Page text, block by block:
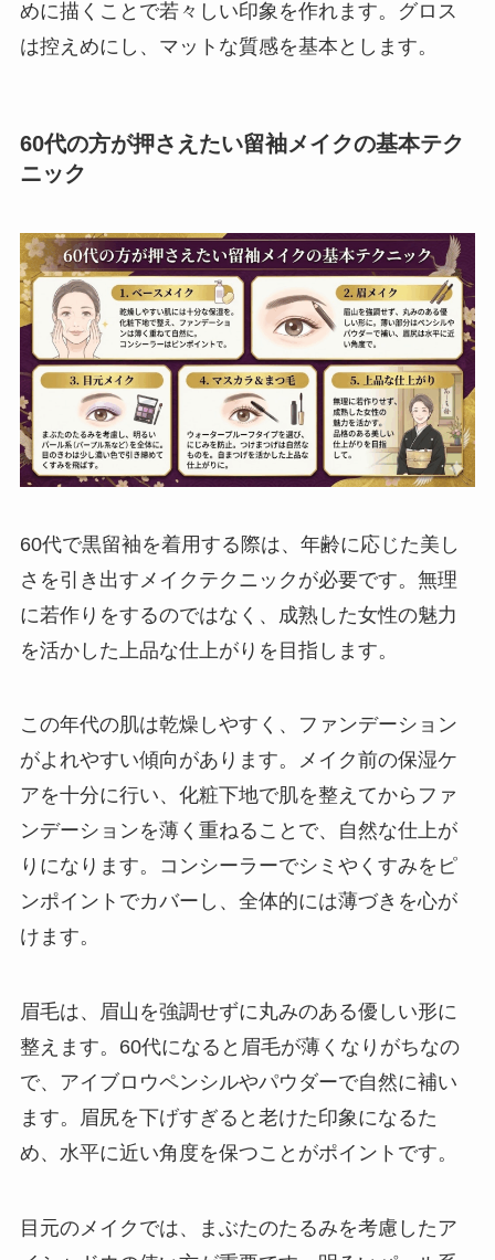
めに描くことで若々しい印象を作れます。グロス
は控えめにし、マットな質感を基本とします。
60代の方が押さえたい留袖メイクの基本テク
ニック
60代で黒留袖を着用する際は、年齢に応じた美し
さを引き出すメイクテクニックが必要です。無理
に若作りをするのではなく、成熟した女性の魅力
を活かした上品な仕上がりを目指します。
この年代の肌は乾燥しやすく、ファンデーション
がよれやすい傾向があります。メイク前の保湿ケ
アを十分に行い、化粧下地で肌を整えてからファ
ンデーションを薄く重ねることで、自然な仕上が
りになります。コンシーラーでシミやくすみをピ
ンポイントでカバーし、全体的には薄づきを心が
けます。
眉毛は、眉山を強調せずに丸みのある優しい形に
整えます。60代になると眉毛が薄くなりがちなの
で、アイブロウペンシルやパウダーで自然に補い
ます。眉尻を下げすぎると老けた印象になるた
め、水平に近い角度を保つことがポイントです。
目元のメイクでは、まぶたのたるみを考慮したア